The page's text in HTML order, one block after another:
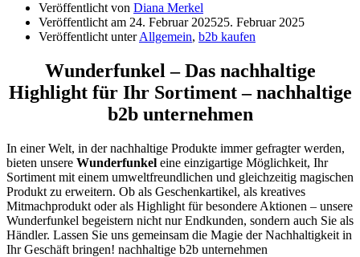
Veröffentlicht von Diana Merkel
Veröffentlicht am 24. Februar 202525. Februar 2025
Veröffentlicht unterAllgemein, b2b kaufen
Wunderfunkel – Das nachhaltige
Highlight für Ihr Sortiment – nachhaltige
b2b unternehmen
In einer Welt, in der nachhaltige Produkte immer gefragter werden,
bieten unsere Wunderfunkel eine einzigartige Möglichkeit, Ihr
Sortiment mit einem umweltfreundlichen und gleichzeitig magischen
Produkt zu erweitern. Ob als Geschenkartikel, als kreatives
Mitmachprodukt oder als Highlight für besondere Aktionen – unsere
Wunderfunkel begeistern nicht nur Endkunden, sondern auch Sie als
Händler. Lassen Sie uns gemeinsam die Magie der Nachhaltigkeit in
Ihr Geschäft bringen! nachhaltige b2b unternehmen